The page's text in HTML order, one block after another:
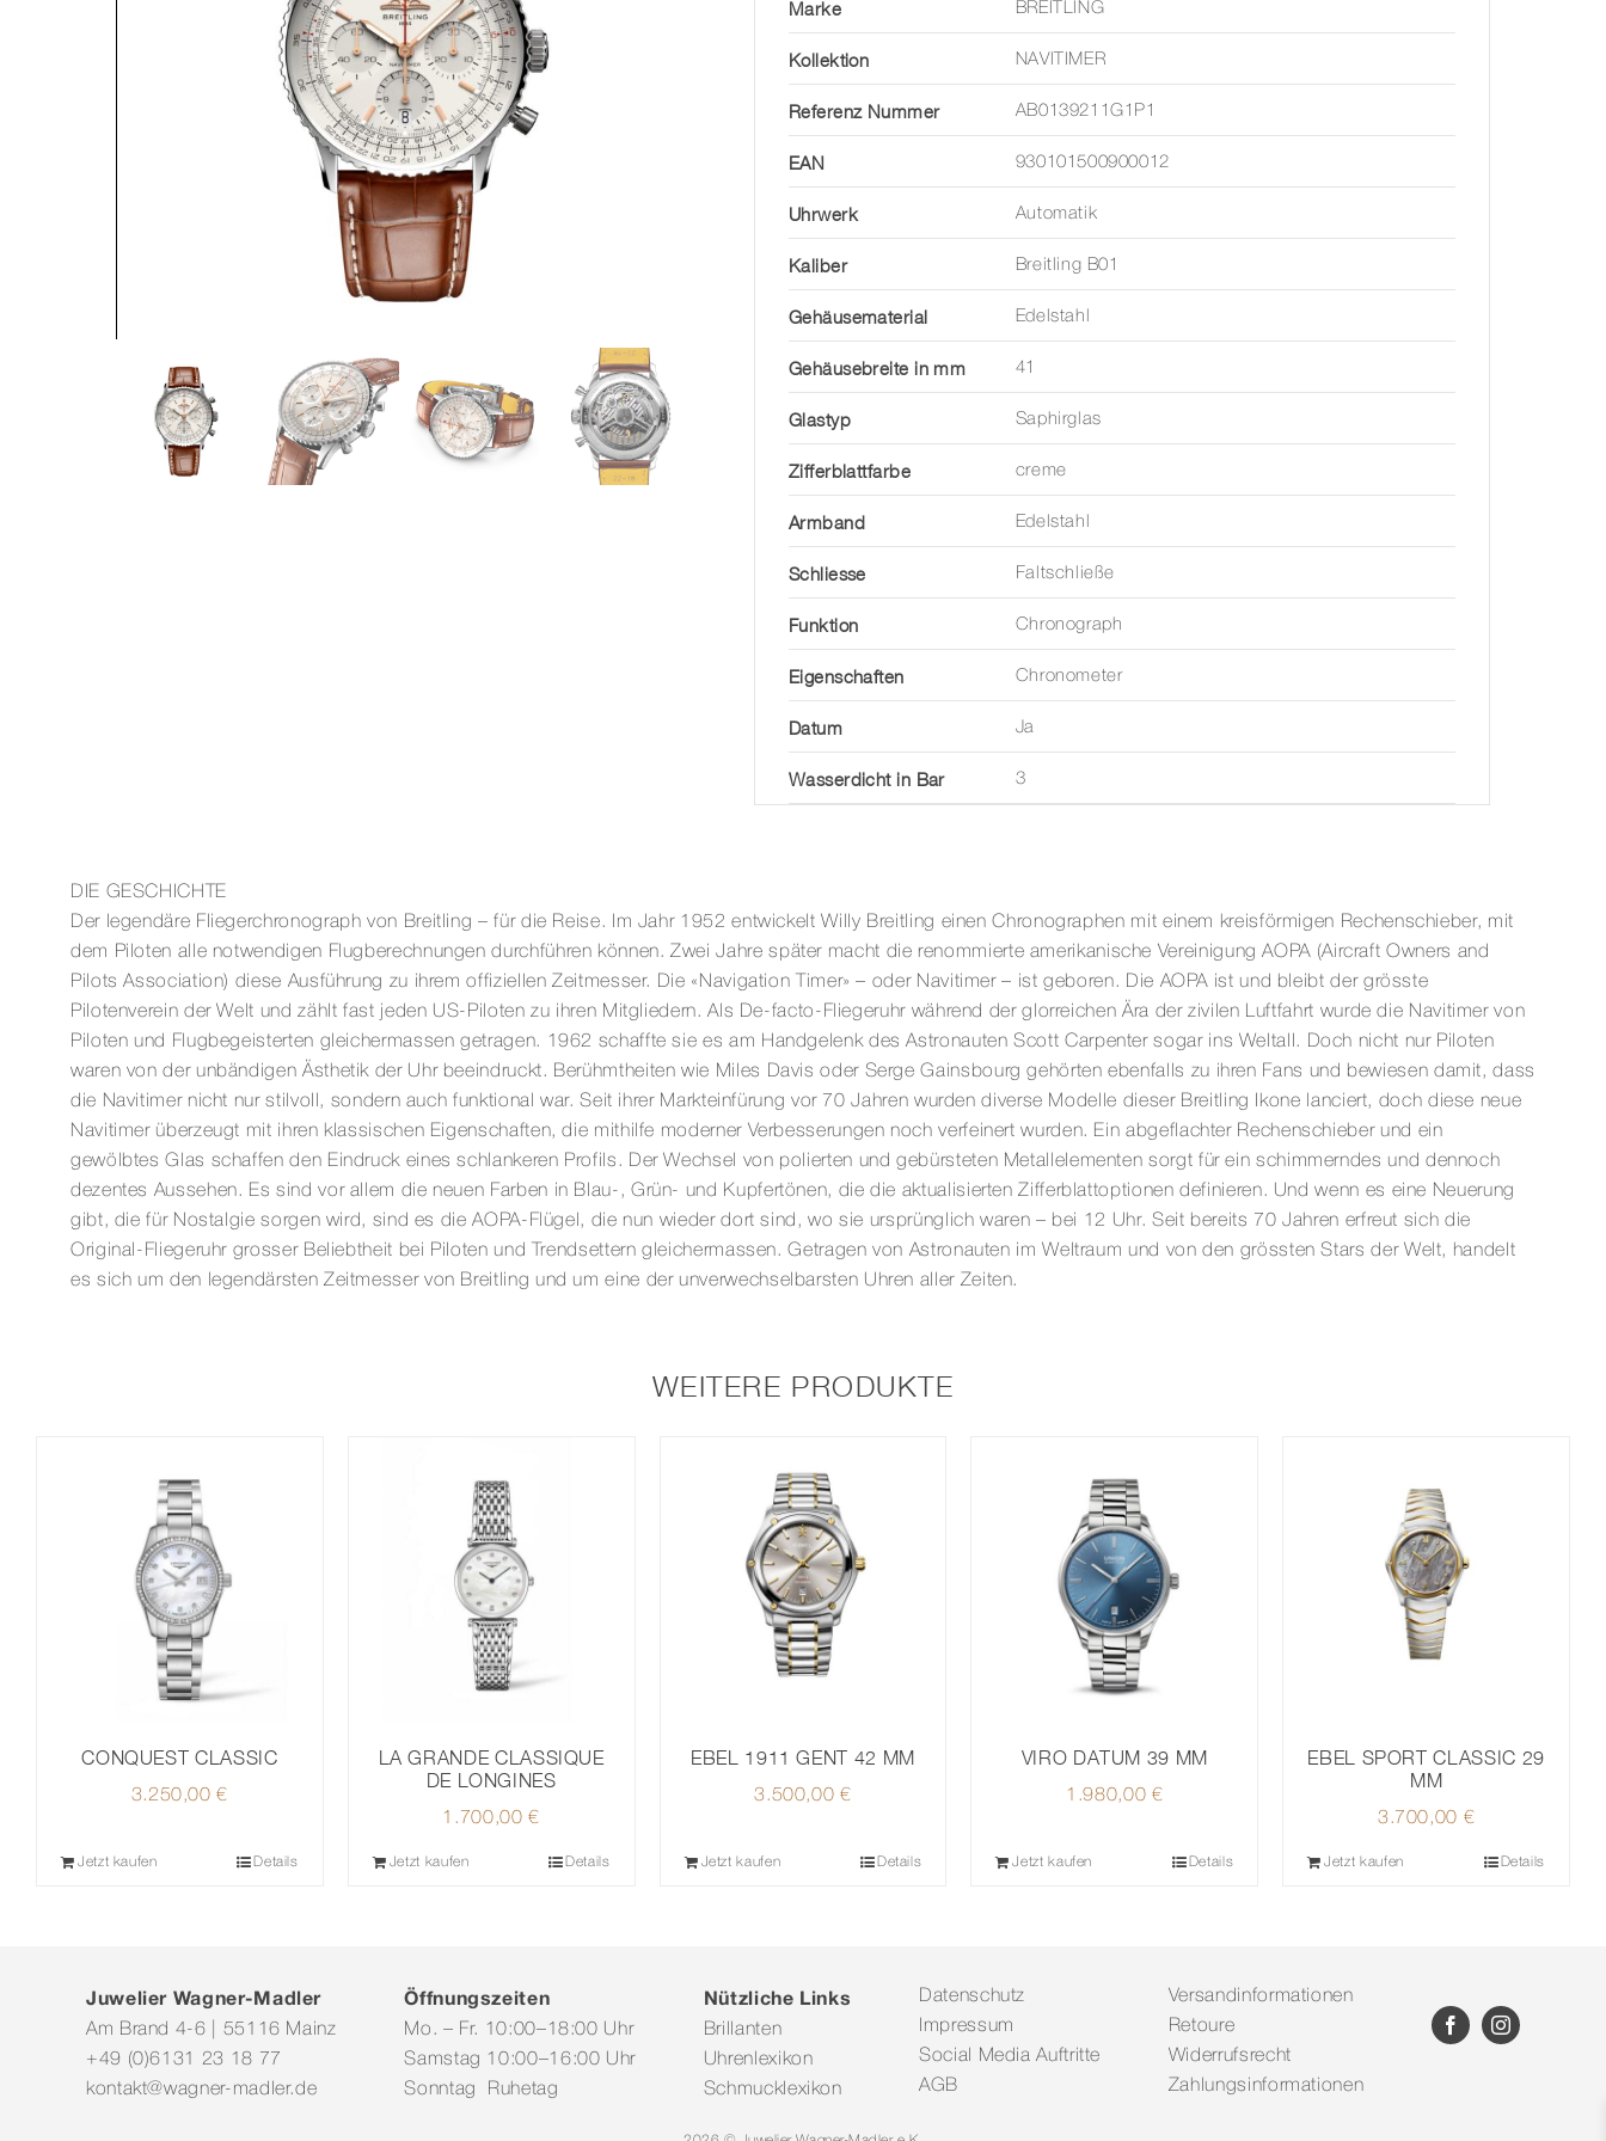
Marke BREITLING
Kollektion NAVITIMER
Referenz Nummer AB0139211G1P1
EAN 930101500900012
Uhrwerk Automatik
Kaliber Breitling B01
Gehäusematerial Edelstahl
Gehäusebreite in mm 41
Glastyp Saphirglas
Zifferblattfarbe creme
Armband Edelstahl
Schliesse Faltschließe
Funktion Chronograph
Eigenschaften Chronometer
Datum Ja
Wasserdicht in Bar 3
DIE GESCHICHTE
Der legendäre Fliegerchronograph von Breitling – für die Reise. Im Jahr 1952 entwickelt Willy Breitling einen Chronographen mit einem kreisförmigen Rechenschieber, mit
dem Piloten alle notwendigen Flugberechnungen durchführen können. Zwei Jahre später macht die renommierte amerikanische Vereinigung AOPA (Aircraft Owners and
Pilots Association) diese Ausführung zu ihrem offiziellen Zeitmesser. Die «Navigation Timer» – oder Navitimer – ist geboren. Die AOPA ist und bleibt der grösste
Pilotenverein der Welt und zählt fast jeden US-Piloten zu ihren Mitgliedern. Als De-facto-Fliegeruhr während der glorreichen Ära der zivilen Luftfahrt wurde die Navitimer von
Piloten und Flugbegeisterten gleichermassen getragen. 1962 schaffte sie es am Handgelenk des Astronauten Scott Carpenter sogar ins Weltall. Doch nicht nur Piloten
waren von der unbändigen Ästhetik der Uhr beeindruckt. Berühmtheiten wie Miles Davis oder Serge Gainsbourg gehörten ebenfalls zu ihren Fans und bewiesen damit, dass
die Navitimer nicht nur stilvoll, sondern auch funktional war. Seit ihrer Markteinfürung vor 70 Jahren wurden diverse Modelle dieser Breitling Ikone lanciert, doch diese neue
Navitimer überzeugt mit ihren klassischen Eigenschaften, die mithilfe moderner Verbesserungen noch verfeinert wurden. Ein abgeflachter Rechenschieber und ein
gewölbtes Glas schaffen den Eindruck eines schlankeren Profils. Der Wechsel von polierten und gebürsteten Metallelementen sorgt für ein schimmerndes und dennoch
dezentes Aussehen. Es sind vor allem die neuen Farben in Blau-, Grün- und Kupfertönen, die die aktualisierten Zifferblattoptionen definieren. Und wenn es eine Neuerung
gibt, die für Nostalgie sorgen wird, sind es die AOPA-Flügel, die nun wieder dort sind, wo sie ursprünglich waren – bei 12 Uhr. Seit bereits 70 Jahren erfreut sich die
Original-Fliegeruhr grosser Beliebtheit bei Piloten und Trendsettern gleichermassen. Getragen von Astronauten im Weltraum und von den grössten Stars der Welt, handelt
es sich um den legendärsten Zeitmesser von Breitling und um eine der unverwechselbarsten Uhren aller Zeiten.
WEITERE PRODUKTE
CONQUEST CLASSIC
3.250,00€
Jetzt kaufen Details
LA GRANDE CLASSIQUE
DE LONGINES
1.700,00€
Jetzt kaufen Details
EBEL 1911 GENT 42 MM
3.500,00€
Jetzt kaufen Details
VIRO DATUM 39 MM
1.980,00 €
Jetzt kaufen Details
EBEL SPORT CLASSIC 29
MM
3.700,00 €
Jetzt kaufen Details
Juwelier Wagner-Madler
Am Brand 4-6 | 55116 Mainz
+49 (0)6131 23 18 77
kontakt@wagner-madler.de
Öffnungszeiten
Mo. – Fr. 10:00–18:00 Uhr
Samstag 10:00–16:00 Uhr
Sonntag Ruhetag
Nützliche Links
Brillanten
Uhrenlexikon
Schmucklexikon
Datenschutz
Impressum
Social Media Auftritte
AGB
Versandinformationen
Retoure
Widerrufsrecht
Zahlungsinformationen